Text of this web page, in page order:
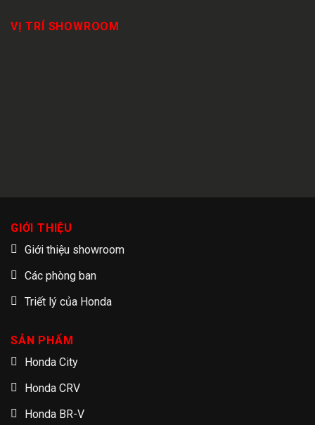
VỊ TRÍ SHOWROOM
GIỚI THIỆU
Giới thiệu showroom
Các phòng ban
Triết lý của Honda
SẢN PHẨM
Honda City
Honda CRV
Honda BR-V